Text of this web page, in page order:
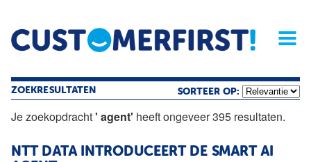
Home Opinie Archief
Magazine
ZOEKRESULTATEN SORTEER OP:
Je zoekopdracht' agent' heeft ongeveer 395 resultaten.
NTT DATA INTRODUCEERT DE SMART AI